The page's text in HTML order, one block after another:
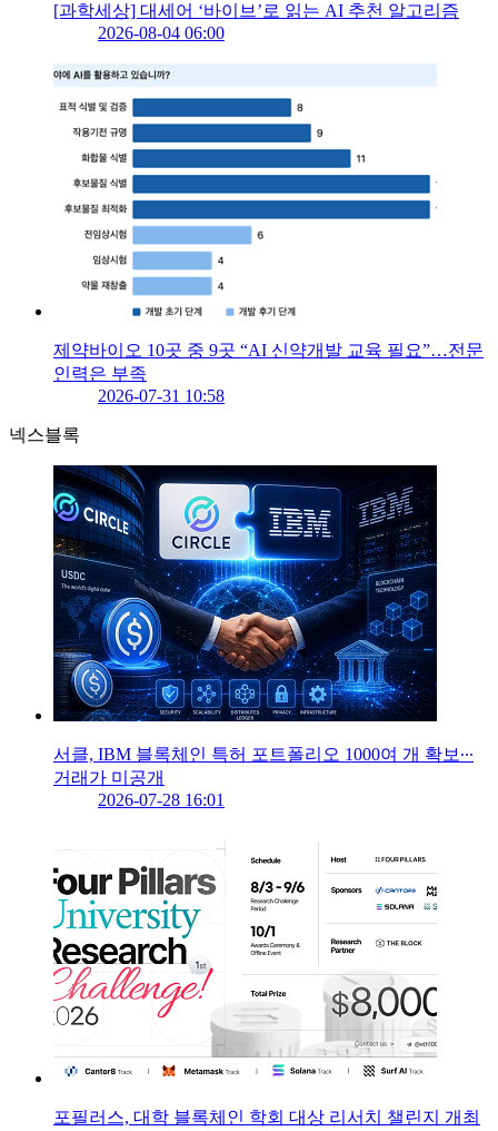
[과학세상] 대세어 ‘바이브’로 읽는 AI 추천 알고리즘
2026-08-04 06:00
제약바이오 10곳 중 9곳 “AI 신약개발 교육 필요”…전문
인력은 부족
2026-07-31 10:58
넥스블록
서클, IBM 블록체인 특허 포트폴리오 1000여 개 확보∙∙∙
거래가 미공개
2026-07-28 16:01
포필러스, 대학 블록체인 학회 대상 리서치 챌린지 개최